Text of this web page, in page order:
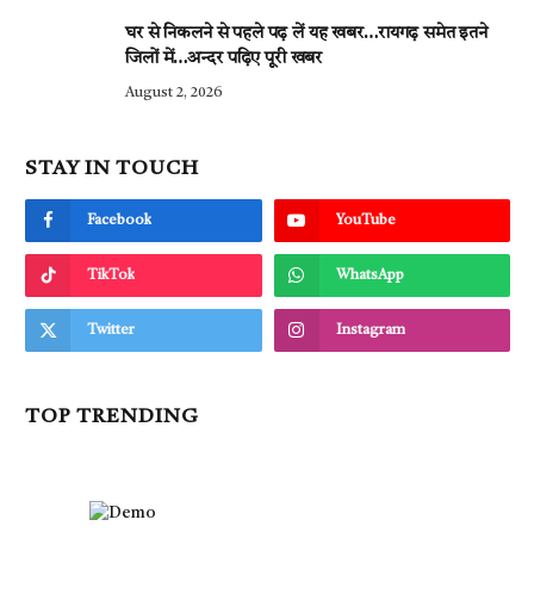
घर से निकलने से पहले पढ़ लें यह खबर…रायगढ़ समेत इतने
जिलों में…अन्दर पढ़िए पूरी खबर
August 2, 2026
STAY IN TOUCH
Facebook YouTube
TikTok WhatsApp
Twitter Instagram
TOP TRENDING